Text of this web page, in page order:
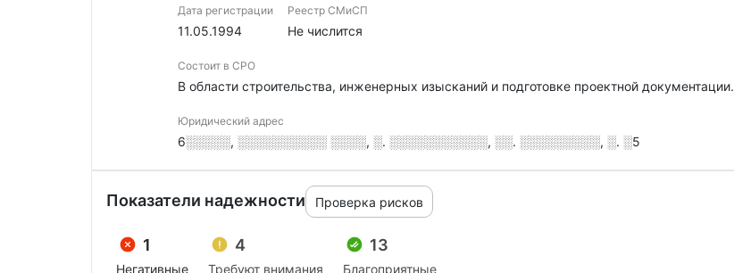
Дата регистрации
11.05.1994
Реестр СМиСП
Не числится
Состоит в СРО
В области строительства, инженерных изысканий и подготовке проектной документации.
Юридический адрес
6░░░░░, ░░░░░░░░░░ ░░░░, ░. ░░░░░░░░░░░, ░░. ░░░░░░░░░, ░. ░5
Показатели надежности Проверка рисков
1
Негативные
4
Требуют внимания
13
Благоприятные